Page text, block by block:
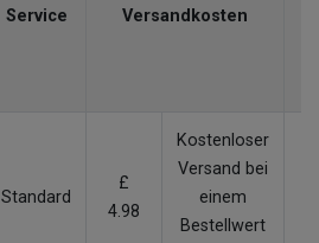
Service Versandkosten
Standard
£
4.98
Kostenloser
Versand bei
einem
Bestellwert